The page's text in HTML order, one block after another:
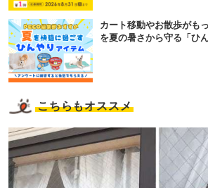
カート移動やお散歩がも
を夏の暑さから守る「ひ
こちらもオススメ